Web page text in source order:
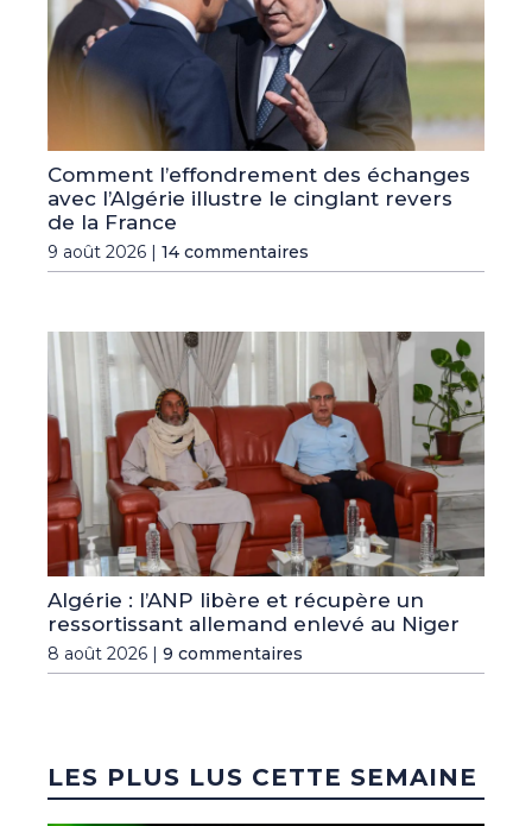
Comment l’effondrement des échanges
avec l’Algérie illustre le cinglant revers
de la France
9 août 2026 | 14 commentaires
Algérie : l’ANP libère et récupère un
ressortissant allemand enlevé au Niger
8 août 2026 | 9 commentaires
LES PLUS LUS CETTE SEMAINE